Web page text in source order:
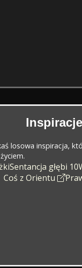
losowa inspiracja,
Sentancja głębi 10
Coś z Orientu